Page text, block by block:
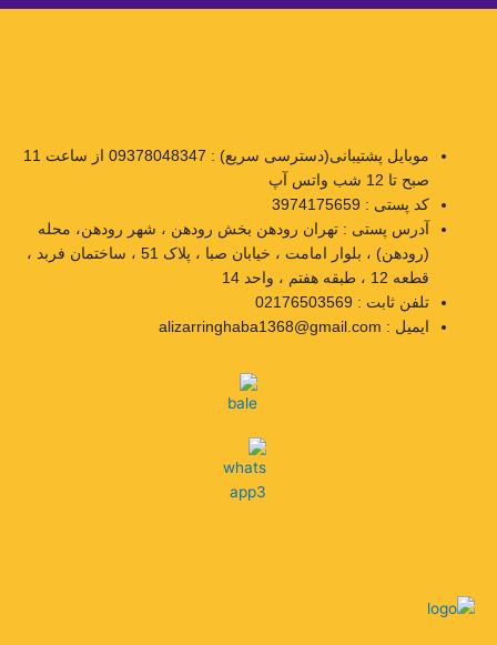
موبایل پشتیبانی(دسترسی سریع) : 09378048347 از ساعت 11
صبح تا 12 شب واتس آپ
کد پستی : 3974175659
آدرس پستی : تهران رودهن بخش رودهن ، شهر رودهن، محله
(رودهن) ، بلوار امامت ، خیابان صبا ، پلاک 51 ، ساختمان فربد ،
قطعه 12 ، طبقه هفتم ، واحد 14
تلفن ثابت : 02176503569
ایمیل : alizarringhaba1368@gmail.com